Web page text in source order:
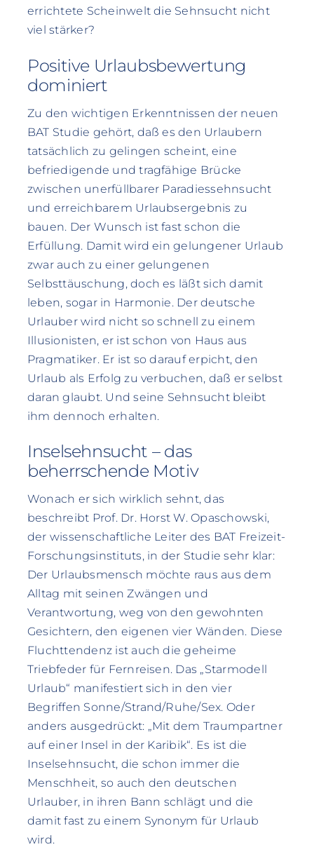
errichtete Scheinwelt die Sehnsucht nicht
viel stärker?
Positive Urlaubsbewertung
dominiert
Zu den wichtigen Erkenntnissen der neuen
BAT Studie gehört, daß es den Urlaubern
tatsächlich zu gelingen scheint, eine
befriedigende und tragfähige Brücke
zwischen unerfüllbarer Paradiessehnsucht
und erreichbarem Urlaubsergebnis zu
bauen. Der Wunsch ist fast schon die
Erfüllung. Damit wird ein gelungener Urlaub
zwar auch zu einer gelungenen
Selbsttäuschung, doch es läßt sich damit
leben, sogar in Harmonie. Der deutsche
Urlauber wird nicht so schnell zu einem
Illusionisten, er ist schon von Haus aus
Pragmatiker. Er ist so darauf erpicht, den
Urlaub als Erfolg zu verbuchen, daß er selbst
daran glaubt. Und seine Sehnsucht bleibt
ihm dennoch erhalten.
Inselsehnsucht – das
beherrschende Motiv
Wonach er sich wirklich sehnt, das
beschreibt Prof. Dr. Horst W. Opaschowski,
der wissenschaftliche Leiter des BAT Freizeit-
Forschungsinstituts, in der Studie sehr klar:
Der Urlaubsmensch möchte raus aus dem
Alltag mit seinen Zwängen und
Verantwortung, weg von den gewohnten
Gesichtern, den eigenen vier Wänden. Diese
Fluchttendenz ist auch die geheime
Triebfeder für Fernreisen. Das „Starmodell
Urlaub“ manifestiert sich in den vier
Begriffen Sonne/Strand/Ruhe/Sex. Oder
anders ausgedrückt: „Mit dem Traumpartner
auf einer Insel in der Karibik“. Es ist die
Inselsehnsucht, die schon immer die
Menschheit, so auch den deutschen
Urlauber, in ihren Bann schlägt und die
damit fast zu einem Synonym für Urlaub
wird.